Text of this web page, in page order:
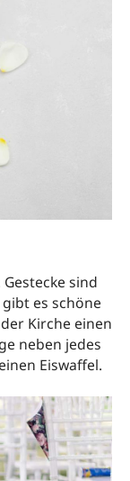
sind
es schöne
Kirche einen
neben jedes
Eiswaffel.